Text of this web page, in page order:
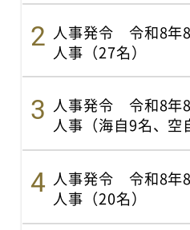
人事発令 令和8年
人事（27名）
人事発令 令和8年
人事（海自9名、空
人事発令 令和8年
人事（20名）